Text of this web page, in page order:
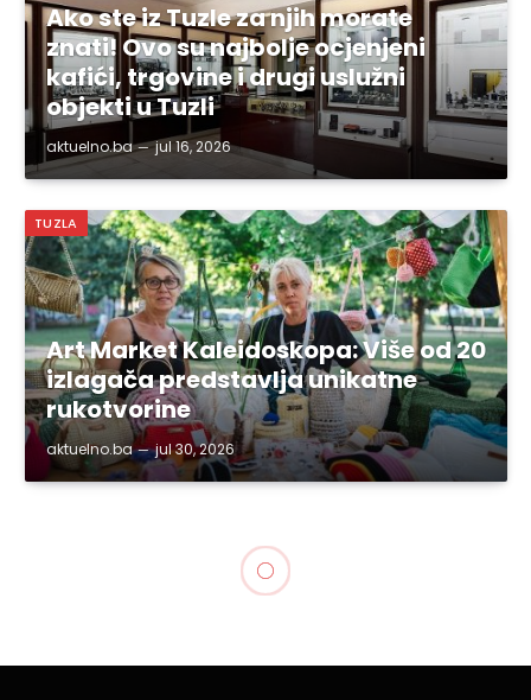
Ako ste iz Tuzle za njih morate
znati! Ovo su najbolje ocjenjeni
kafići, trgovine i drugi uslužni
objekti u Tuzli
aktuelno.ba jul 16, 2026
TUZLA
Art Market Kaleidoskopa: Više od 20
izlagača predstavlja unikatne
rukotvorine
aktuelno.ba jul 30, 2026